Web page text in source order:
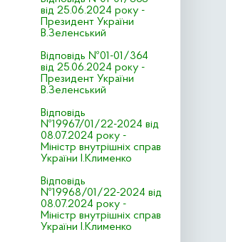
від 25.06.2024 року -
Президент України
В.Зеленський
Відповідь №01-01/364
від 25.06.2024 року -
Президент України
В.Зеленський
Відповідь
№19967/01/22-2024 від
08.07.2024 року -
Міністр внутрішніх справ
України І.Клименко
Відповідь
№19968/01/22-2024 від
08.07.2024 року -
Міністр внутрішніх справ
України І.Клименко